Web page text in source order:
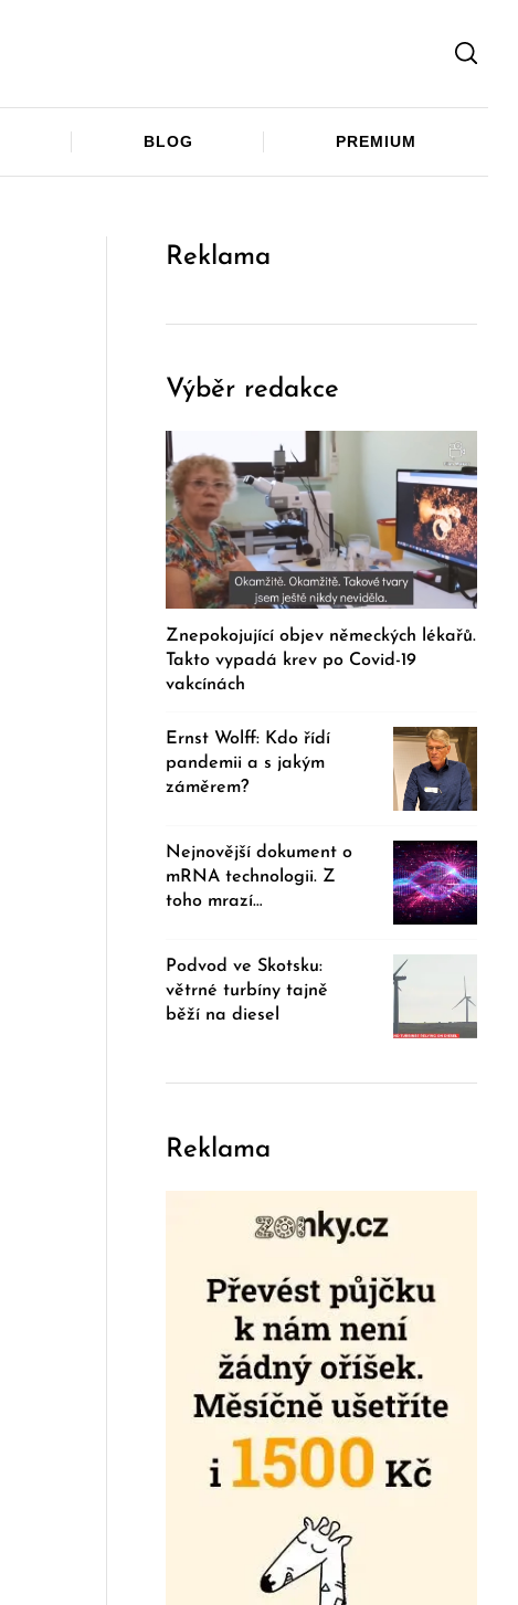
BLOG PREMIUM
Reklama
Výběr redakce
Znepokojující objev německých lékařů.
Takto vypadá krev po Covid-19
vakcínách
Ernst Wolff: Kdo řídí
pandemii a s jakým
záměrem?
Nejnovější dokument o
mRNA technologii. Z
toho mrazí…
Podvod ve Skotsku:
větrné turbíny tajně
běží na diesel
Reklama